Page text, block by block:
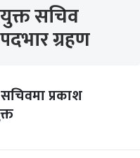
सचिव
ग्रहण
प्रकाश